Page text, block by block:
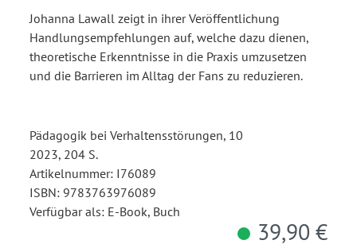
Johanna Lawall zeigt in ihrer Veröffentlichung
Handlungsempfehlungen auf, welche dazu dienen,
theoretische Erkenntnisse in die Praxis umzusetzen
und die Barrieren im Alltag der Fans zu reduzieren.
Pädagogik bei Verhaltensstörungen, 10
2023, 204 S.
Artikelnummer: I76089
ISBN: 9783763976089
Verfügbar als: E-Book, Buch
39,90 €